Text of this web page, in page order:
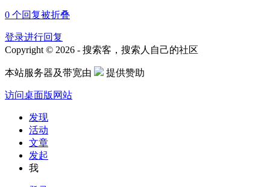
0 个回复被折叠
登录进行回复
Copyright © 2026 - 搜索客，搜索人自己的社区
本站服务器及带宽由 提供赞助
访问桌面版网站
发现
活动
文章
发起
我